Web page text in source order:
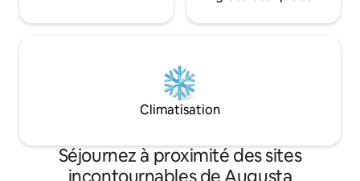
Climatisation
Séjournez à proximité des sites